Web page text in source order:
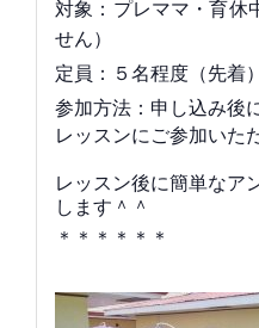
対象：プレママ・育休
せん）
定員：５名程度（先着）
参加方法：申し込み後
レッスンにご参加いた
レッスン後に簡単なア
します＾＾
＊＊＊＊＊＊